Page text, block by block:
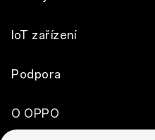
OPPO Find X9 Ultra
OPPO Reno16 5G
OPPO Reno16 FS 5G
IoT zařízení
OPPO Enco Clip2 Open Earbuds
Podpora
Kontaktujte nás
Stav záruky
O OPPO